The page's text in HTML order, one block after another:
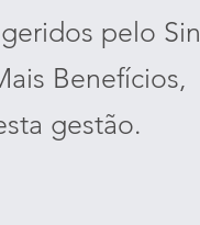
pelo
Benefícios,
gestão.